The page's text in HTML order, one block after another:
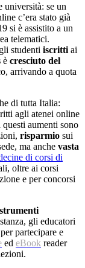
università: se un
c’era stato già
si è assistito a un
telematici.
studenti iscritti ai
è cresciuto del
arrivando a quota
di tutta Italia:
agli atenei online
aumenti sono
risparmio sui
ma anche vasta
di corsi di
oltre ai corsi
e per concorsi
gli educatori
partecipare e
ed eBook reader